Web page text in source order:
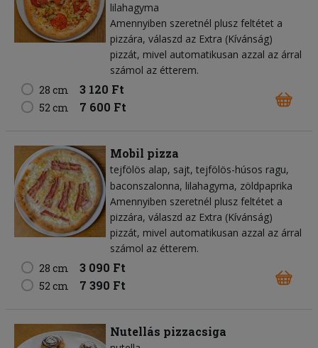
lilahagyma
Amennyiben szeretnél plusz feltétet a
pizzára, válaszd az Extra (Kívánság)
pizzát, mivel automatikusan azzal az árral
számol az étterem.
28 cm
3 120 Ft
52 cm 7 600 Ft
Mobil pizza
tejfölös alap sajt tejfölös-húsos ragu
baconszalonna lilahagyma zöldpaprika
Amennyiben szeretnél plusz feltétet a
pizzára, válaszd az Extra (Kívánság)
pizzát, mivel automatikusan azzal az árral
számol az étterem.
28 cm
3 090 Ft
52 cm 7 390 Ft
Nutellás pizzacsiga